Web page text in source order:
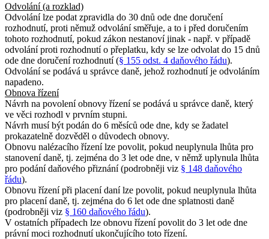
Odvolání (a rozklad)
Odvolání lze podat zpravidla do 30 dnů ode dne doručení
rozhodnutí, proti němuž odvolání směřuje, a to i před doručením
tohoto rozhodnutí, pokud zákon nestanoví jinak - např. v případě
odvolání proti rozhodnutí o přeplatku, kdy se lze odvolat do 15 dnů
ode dne doručení rozhodnutí (§ 155 odst. 4 daňového řádu).
Odvolání se podává u správce daně, jehož rozhodnutí je odvoláním
napadeno.
Obnova řízení
Návrh na povolení obnovy řízení se podává u správce daně, který
ve věci rozhodl v prvním stupni.
Návrh musí být podán do 6 měsíců ode dne, kdy se žadatel
prokazatelně dozvěděl o důvodech obnovy.
Obnovu nalézacího řízení lze povolit, pokud neuplynula lhůta pro
stanovení daně, tj. zejména do 3 let ode dne, v němž uplynula lhůta
pro podání daňového přiznání (podrobněji viz § 148 daňového
řádu).
Obnovu řízení při placení daní lze povolit, pokud neuplynula lhůta
pro placení daně, tj. zejména do 6 let ode dne splatnosti daně
(podrobněji viz § 160 daňového řádu).
V ostatních případech lze obnovu řízení povolit do 3 let ode dne
právní moci rozhodnutí ukončujícího toto řízení.